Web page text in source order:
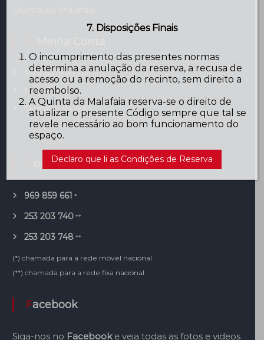
Minhas reservas
Meu Perfil
Terminar Sessão
Contactos
969 859 661 *
253 203 740 **
253 203 748 **
(*) chamada para a rede móvel nacional
(**) chamada para a rede fixa nacional
Facebook
Siga-nos no Facebooke veja todas as fotos e videos
7. Disposições Finais
O incumprimento das presentes normas
determina a anulação da reserva, a recusa de
acesso ou a remoção do recinto, sem direito a
reembolso.
A Quinta da Malafaia reserva-se o direito de
atualizar o presente Código sempre que tal se
revele necessário ao bom funcionamento do
espaço.
Declaro que li as Condições de Reserva